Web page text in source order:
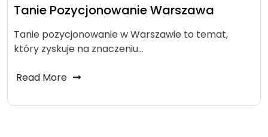
Tanie Pozycjonowanie Warszawa
Tanie pozycjonowanie w Warszawie to temat,
który zyskuje na znaczeniu…
Read More